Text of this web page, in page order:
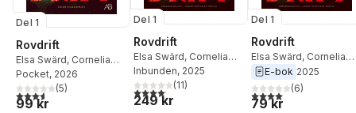
Del 1
Rovdrift
Elsa Swärd, Cornelia
Swärd
Pocket, 2026
3,6utav 5 stjärnor. Totalt antal röster:
(5)
99 kr
Del 1
Rovdrift
Elsa Swärd, Cornelia
Swärd
Inbunden, 2025
4,1utav 5 stjärnor. Totalt antal röster:
(11)
249 kr
Del 1
Rovdrift
Elsa Swärd, Cornelia
Swärd
E-bok 2025
4,0utav 5 stjärnor.
(6)
79 kr